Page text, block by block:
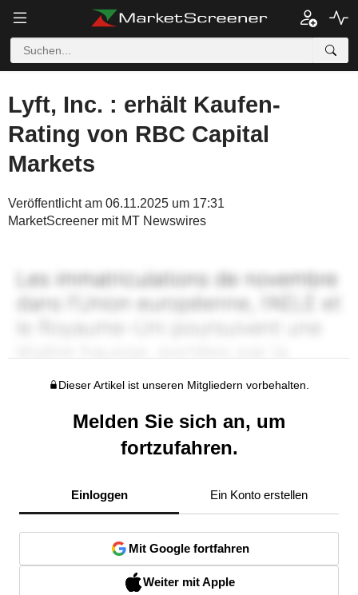
Lyft, Inc. : erhält Kaufen-
Rating von RBC Capital
Markets
Veröffentlicht am 06.11.2025 um 17:31
MarketScreener mit MT Newswires
Dieser Artikel ist unseren Mitgliedern vorbehalten.
Melden Sie sich an, um
fortzufahren.
Einloggen Ein Konto erstellen
Mit Google fortfahren
Weiter mit Apple